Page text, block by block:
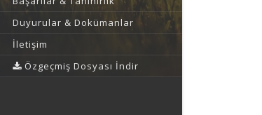
Duyurular & Dokümanlar
İletişim
Özgeçmiş Dosyası İndir